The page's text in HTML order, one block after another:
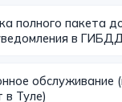
полного пакета
в
обслуживание
в Туле)